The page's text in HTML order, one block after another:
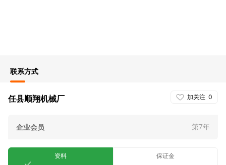
联系方式
加关注 0
任县顺翔机械厂
企业会员 第7年
资料 保证金